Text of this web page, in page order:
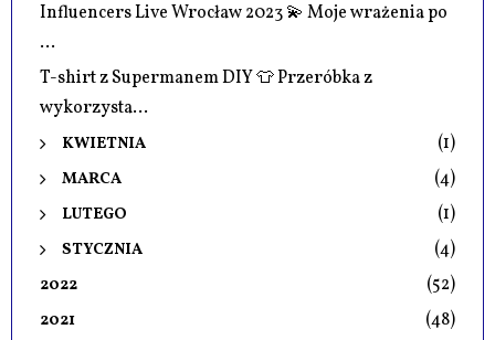
Influencers Live Wrocław 2023 💫 Moje wrażenia po
...
T-shirt z Supermanem DIY 👕 Przeróbka z
wykorzysta...
KWIETNIA (1)
MARCA (4)
LUTEGO (1)
STYCZNIA (4)
2022 (52)
2021 (48)